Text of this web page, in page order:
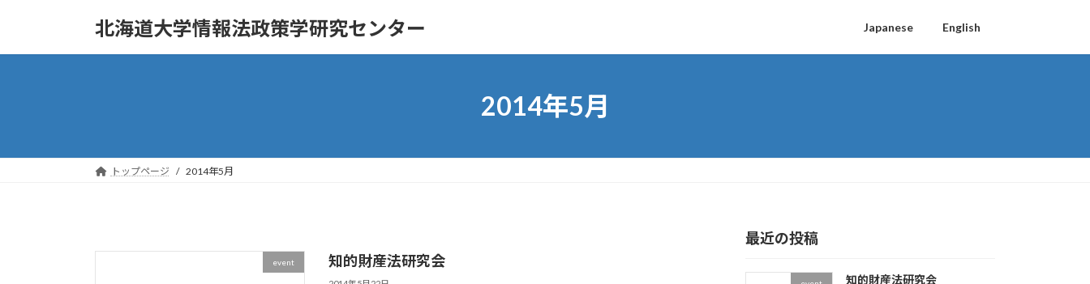
北海道大学情報法政策学研究センター Japanese English
2014年5月
トップページ 2014年5月
event 知的財産法研究会
最近の投稿
知的財産法研究会